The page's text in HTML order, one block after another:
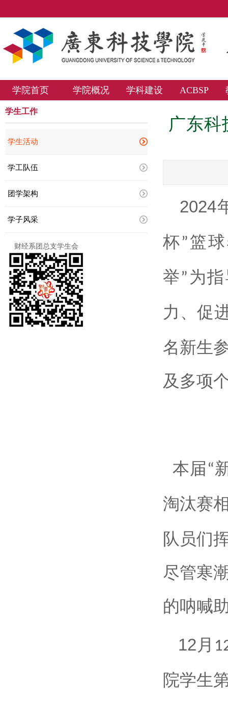
学院首页 学院概况 学科建设 ACBSP
学生工作
学生活动
学工队伍
团学架构
学子风采
财经系团总支学生会
广东科
2024
杯”篮
举” 为
力、促
名新生
及多项
本届 “
淘汰赛
队员们
尽管寒
的呐喊
12 月
院学生